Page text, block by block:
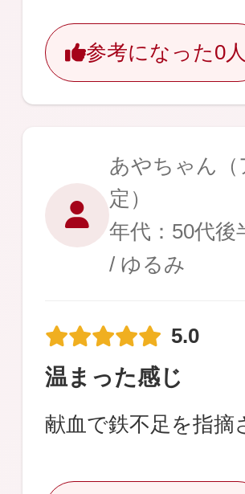
参考になった0人
あやちゃん
定）
年代：50代
/ ゆるみ
5.0
温まった感じ
献血で鉄不足を指摘